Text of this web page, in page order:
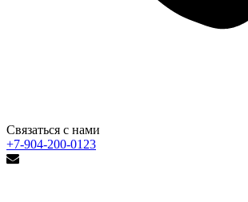
Связаться с нами
+7-904-200-0123